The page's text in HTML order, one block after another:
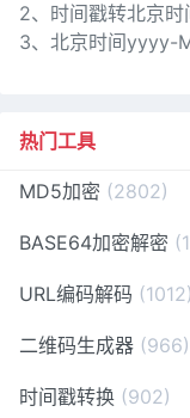
2、时间戳转北京
3、北京时间yyyy-
热门工具
MD5加密 (2802)
BASE64加密解密
URL编码解码 (1012)
二维码生成器 (966)
时间戳转换 (902)